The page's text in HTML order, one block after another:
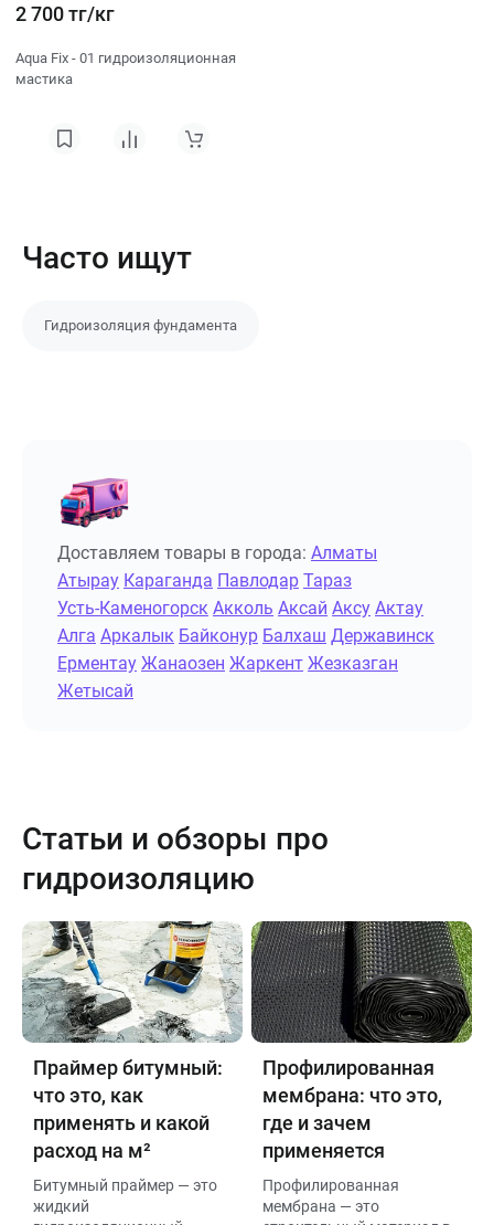
2 700 тг/кг
Aqua Fix - 01 гидроизоляционная
мастика
Часто ищут
Гидроизоляция фундамента
Доставляем товары в города: Алматы
Атырау Караганда Павлодар Тараз
Усть-Каменогорск Акколь Аксай Аксу Актау
Алга Аркалык Байконур Балхаш Державинск
Ерментау Жанаозен Жаркент Жезказган
Жетысай
Статьи и обзоры про
гидроизоляцию
Праймер битумный:
что это, как
применять и какой
расход на м²
Битумный праймер — это
жидкий
Профилированная
мембрана: что это,
где и зачем
применяется
Профилированная
мембрана — это